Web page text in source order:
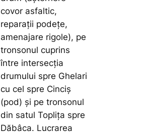
covor asfaltic,
reparații podețe,
amenajare rigole), pe
tronsonul cuprins
între intersecția
drumului spre Ghelari
cu cel spre Cinciș
(pod) și pe tronsonul
din satul Toplița spre
Dăbâca. Lucrarea